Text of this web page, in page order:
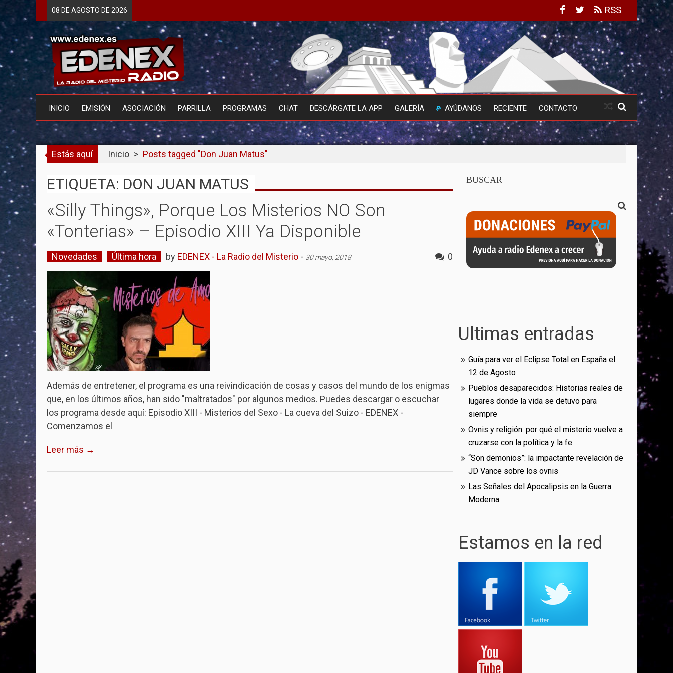
Skip
to
content
08 DE AGOSTO DE 2026 RSS
INICIO EMISIÓN ASOCIACIÓN PARRILLA PROGRAMAS CHAT DESCÁRGATE LA APP GALERÍA AYÚDANOS RECIENTE CONTACTO
Estás aquí Inicio > Posts tagged "Don Juan Matus"
ETIQUETA: DON JUAN MATUS
«Silly Things», Porque Los Misterios NO Son
«Tonterias» – Episodio XIII Ya Disponible
Novedades Última hora by EDENEX - La Radio del Misterio - 30 mayo, 2018 0
Además de entretener, el programa es una reivindicación de cosas y casos del mundo de los enigmas
que, en los últimos años, han sido "maltratados" por algunos medios. Puedes descargar o escuchar
los programa desde aquí: Episodio XIII - Misterios del Sexo - La cueva del Suizo - EDENEX -
Comenzamos el
Leer más →
BUSCAR
Ultimas entradas
Guía para ver el Eclipse Total en España el
12 de Agosto
Pueblos desaparecidos: Historias reales de
lugares donde la vida se detuvo para
siempre
Ovnis y religión: por qué el misterio vuelve a
cruzarse con la política y la fe
“Son demonios”: la impactante revelación de
JD Vance sobre los ovnis
Las Señales del Apocalipsis en la Guerra
Moderna
Estamos en la red